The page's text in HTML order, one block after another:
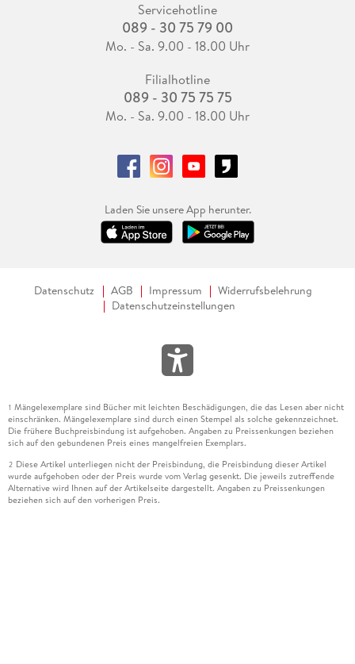
Servicehotline
089 - 30 75 79 00
Mo. - Sa. 9.00 - 18.00 Uhr
Filialhotline
089 - 30 75 75 75
Mo. - Sa. 9.00 - 18.00 Uhr
Laden Sie unsere App herunter.
Datenschutz AGB Impressum
Widerrufsbelehrung
Datenschutzeinstellungen
1 Mängelexemplare sind Bücher mit leichten Beschädigungen, die das Lesen aber nicht
einschränken. Mängelexemplare sind durch einen Stempel als solche gekennzeichnet.
Die frühere Buchpreisbindung ist aufgehoben. Angaben zu Preissenkungen beziehen
sich auf den gebundenen Preis eines mangelfreien Exemplars.
2 Diese Artikel unterliegen nicht der Preisbindung, die Preisbindung dieser Artikel
wurde aufgehoben oder der Preis wurde vom Verlag gesenkt. Die jeweils zutreffende
Alternative wird Ihnen auf der Artikelseite dargestellt. Angaben zu Preissenkungen
beziehen sich auf den vorherigen Preis.